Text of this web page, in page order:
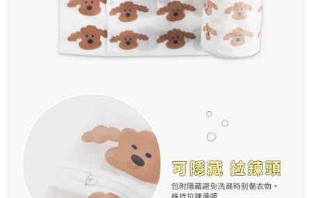
３．未成年的使用者請事先徵得法定代理人或監護人之同意方可使用
「AFTEE先享後付」，若未經同意申辦者引起之損失，本公司不負相關責
４．使用「AFTEE先享後付」時，將依據個別帳號之用戶狀況，依本公司即
時審查核予不同之上限額度；若仍有額度不足之情形，本公司將視審查結果
每筆NT$100，滿NT$599(含以上)免運費